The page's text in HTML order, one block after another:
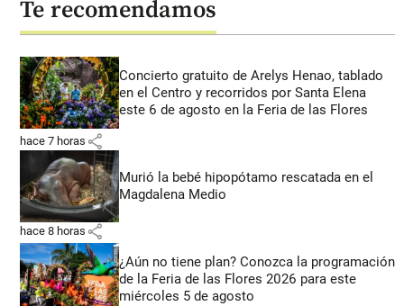
Te recomendamos
Concierto gratuito de Arelys Henao, tablado
en el Centro y recorridos por Santa Elena
este 6 de agosto en la Feria de las Flores
hace 7 horas share
Murió la bebé hipopótamo rescatada en el
Magdalena Medio
hace 8 horas share
¿Aún no tiene plan? Conozca la programación
de la Feria de las Flores 2026 para este
miércoles 5 de agosto